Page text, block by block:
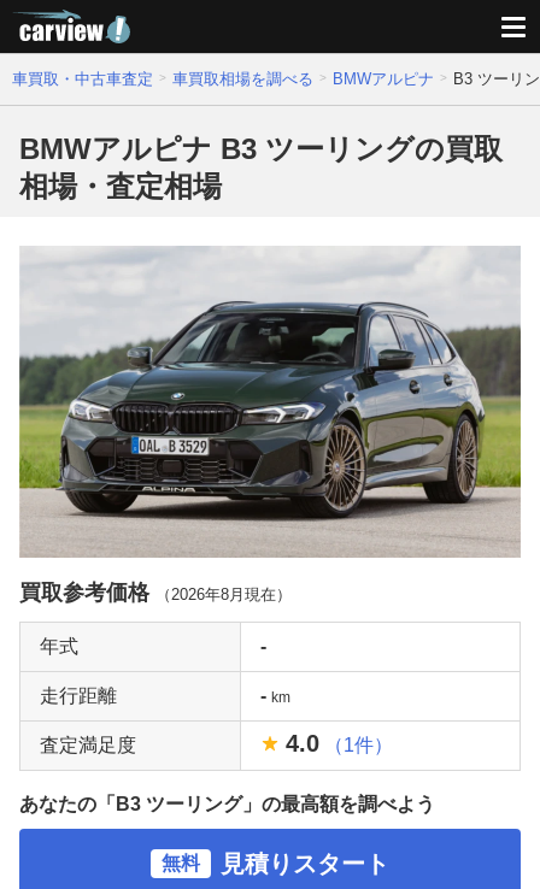
車買取・中古車査定 車買取相場を調べる BMWアルピナ B3 ツーリ
BMWアルピナ B3 ツーリングの買取
相場・査定相場
買取参考価格 （ 2026年8月 現在）
年式 -
走行距離 - km
査定満足度 4.0 （1件）
あなたの「B3 ツーリング」の最高額を調べよう
無料 見積りスタート